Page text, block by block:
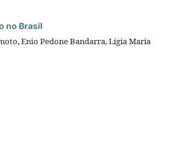
no Brasil
Enio Pedone Bandarra, Lígia Maria